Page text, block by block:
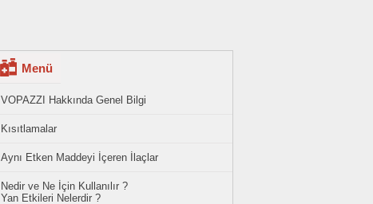
Menü
VOPAZZI Hakkında Genel Bilgi
Kısıtlamalar
Aynı Etken Maddeyi İçeren İlaçlar
Nedir ve Ne İçin Kullanılır ?
Yan Etkileri Nelerdir ?